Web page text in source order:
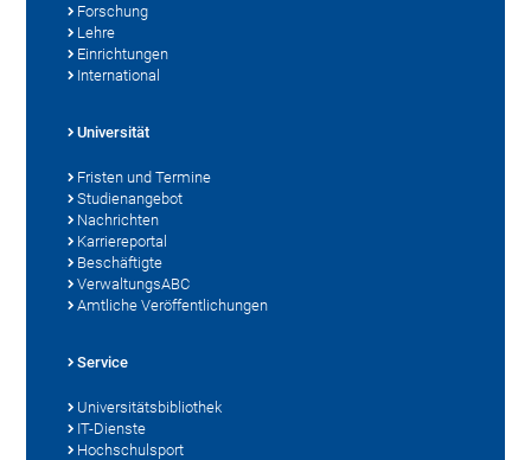
Forschung
Lehre
Einrichtungen
International
Universität
Fristen und Termine
Studienangebot
Nachrichten
Karriereportal
Beschäftigte
VerwaltungsABC
Amtliche Veröffentlichungen
Service
Universitätsbibliothek
IT-Dienste
Hochschulsport